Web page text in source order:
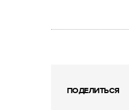
ПОДЕЛИТЬСЯ